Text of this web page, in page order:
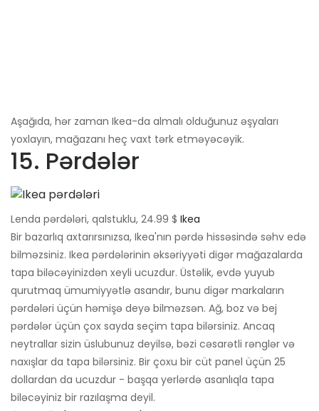
Aşağıda, hər zaman Ikea-da almalı olduğunuz əşyaları
yoxlayın, mağazanı heç vaxt tərk etməyəcəyik.
15. Pərdələr
Lenda pərdələri, qalstuklu, 24.99 $ Ikea
Bir bazarlıq axtarırsınızsa, Ikea'nın pərdə hissəsində səhv edə
bilməzsiniz. Ikea pərdələrinin əksəriyyəti digər mağazalarda
tapa biləcəyinizdən xeyli ucuzdur. Üstəlik, evdə yuyub
qurutmaq ümumiyyətlə asandır, bunu digər markaların
pərdələri üçün həmişə deyə bilməzsən. Ağ, boz və bej
pərdələr üçün çox sayda seçim tapa bilərsiniz. Ancaq
neytrallar sizin üslubunuz deyilsə, bəzi cəsarətli rənglər və
naxışlar da tapa bilərsiniz. Bir çoxu bir cüt panel üçün 25
dollardan da ucuzdur - başqa yerlərdə asanlıqla tapa
biləcəyiniz bir razılaşma deyil.